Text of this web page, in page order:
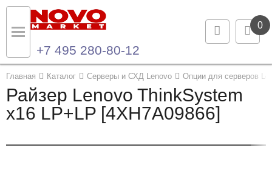
0
+7 495 280-80-12
Главная Каталог Серверы и СХД Lenovo Опции для серверов
Райзер Lenovo ThinkSystem
x16 LP+LP [4XH7A09866]
Назад
Каталог продукции
Назад
Контакты